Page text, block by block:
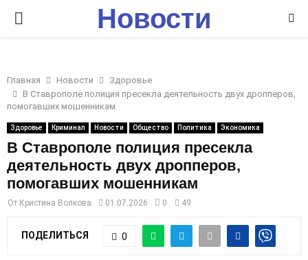
P
I
M
A
R
Y
Новости
Главная Новости
Здоровье
В Ставрополе полиция пресекла деятельность двух дропперов,
помогавших мошенникам
Здоровье Криминал Новости Общество Политика Экономика
В Ставрополе полиция пресекла
деятельность двух дропперов,
помогавших мошенникам
От Кристина Волкова 01.07.2026 0 49
ПОДЕЛИТЬСЯ 0